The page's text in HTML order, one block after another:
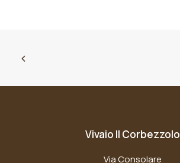
Vivaio Il Corbezzolo
Via Consolare